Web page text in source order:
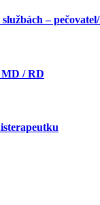
–
MD / RD